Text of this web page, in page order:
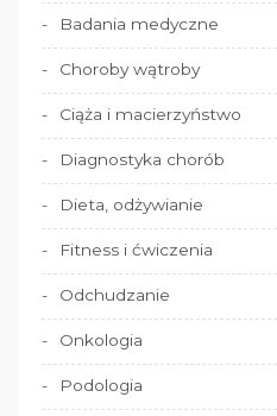
Badania medyczne
Choroby wątroby
Ciąża i macierzyństwo
Diagnostyka chorób
Dieta, odżywianie
Fitness i ćwiczenia
Odchudzanie
Onkologia
Podologia